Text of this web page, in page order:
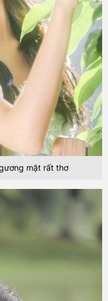
mặt rất thơ